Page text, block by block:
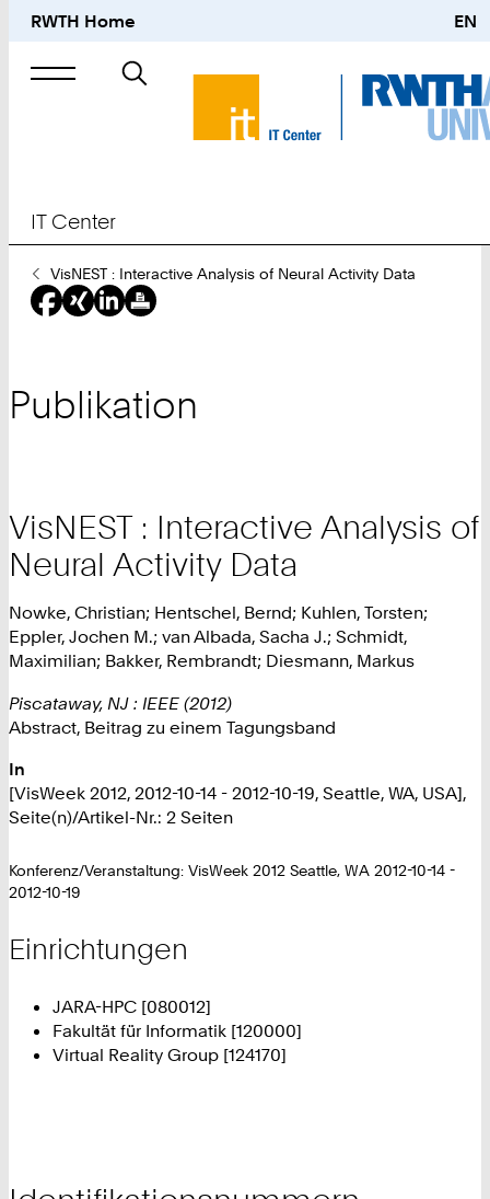
RWTH Home EN
Suche
nach
IT Center
Sie
sind
hier:
VisNEST : Interactive Analysis of Neural Activity Data
Publikation
VisNEST : Interactive Analysis of
Neural Activity Data
Nowke, Christian; Hentschel, Bernd; Kuhlen, Torsten;
Eppler, Jochen M.; van Albada, Sacha J.; Schmidt,
Maximilian; Bakker, Rembrandt; Diesmann, Markus
Piscataway, NJ : IEEE (2012)
Abstract, Beitrag zu einem Tagungsband
In
[VisWeek 2012, 2012-10-14 - 2012-10-19, Seattle, WA, USA],
Seite(n)/Artikel-Nr.: 2 Seiten
Konferenz/Veranstaltung: VisWeek 2012 Seattle, WA 2012-10-14 -
2012-10-19
Einrichtungen
JARA-HPC [080012]
Fakultät für Informatik [120000]
Virtual Reality Group [124170]